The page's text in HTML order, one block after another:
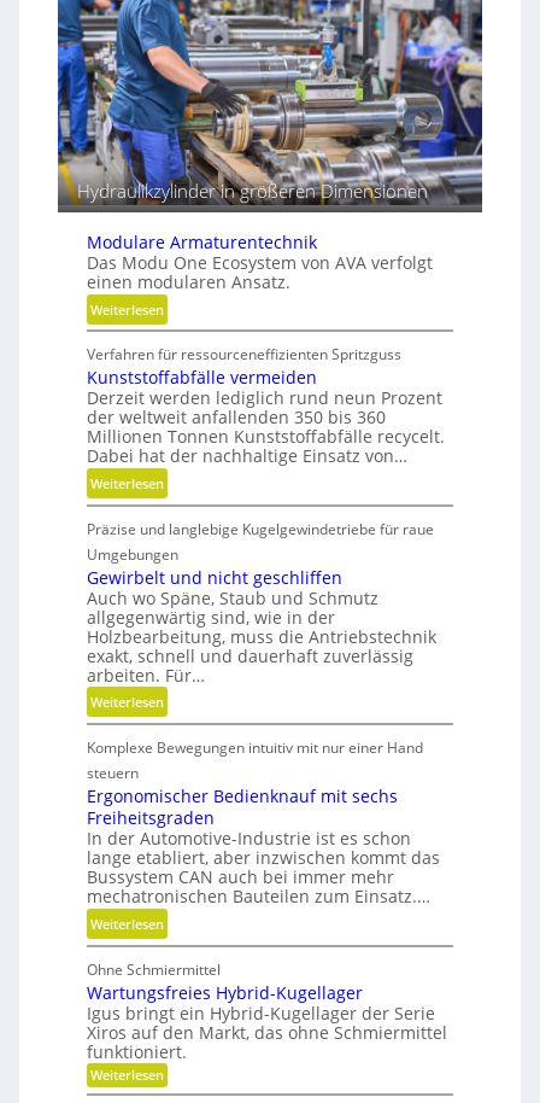
z
e
s
s
e
r
e
i
b
e
r
Hydraulikzylinder in größeren Dimensionen
Modulare Armaturentechnik
Das Modu One Ecosystem von AVA verfolgt
einen modularen Ansatz.
Weiterlesen:
M
o
d
u
l
r
e
r
m
a
t
u
r
e
n
t
e
h
n
i
k
Verfahren für ressourceneffizienten Spritzguss
Kunststoffabfälle vermeiden
Derzeit werden lediglich rund neun Prozent
der weltweit anfallenden 350 bis 360
Millionen Tonnen Kunststoffabfälle recycelt.
Dabei hat der nachhaltige Einsatz von…
Weiterlesen:
K
u
n
s
t
s
t
o
f
f
b
ä
l
l
e
v
e
r
m
e
i
d
e
n
Präzise und langlebige Kugelgewindetriebe für raue
Umgebungen
Gewirbelt und nicht geschliffen
Auch wo Späne, Staub und Schmutz
allgegenwärtig sind, wie in der
Holzbearbeitung, muss die Antriebstechnik
exakt, schnell und dauerhaft zuverlässig
arbeiten. Für…
Weiterlesen:
G
e
i
r
b
e
l
t
u
n
d
n
i
c
h
t
Komplexe Bewegungen intuitiv mit nur einer Hand
steuern
Ergonomischer Bedienknauf mit sechs
Freiheitsgraden
In der Automotive-Industrie ist es schon
lange etabliert, aber inzwischen kommt das
Bussystem CAN auch bei immer mehr
mechatronischen Bauteilen zum Einsatz.…
Weiterlesen:
E
r
g
o
n
o
m
Ohne Schmiermittel
Wartungsfreies Hybrid-Kugellager
Igus bringt ein Hybrid-Kugellager der Serie
Xiros auf den Markt, das ohne Schmiermittel
funktioniert.
Weiterlesen:
W